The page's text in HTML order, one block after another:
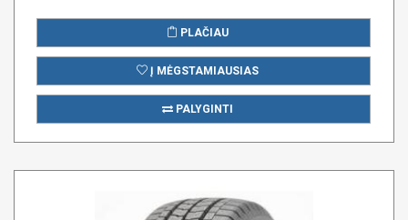
PLAČIAU
Į MĖGSTAMIAUSIAS
PALYGINTI